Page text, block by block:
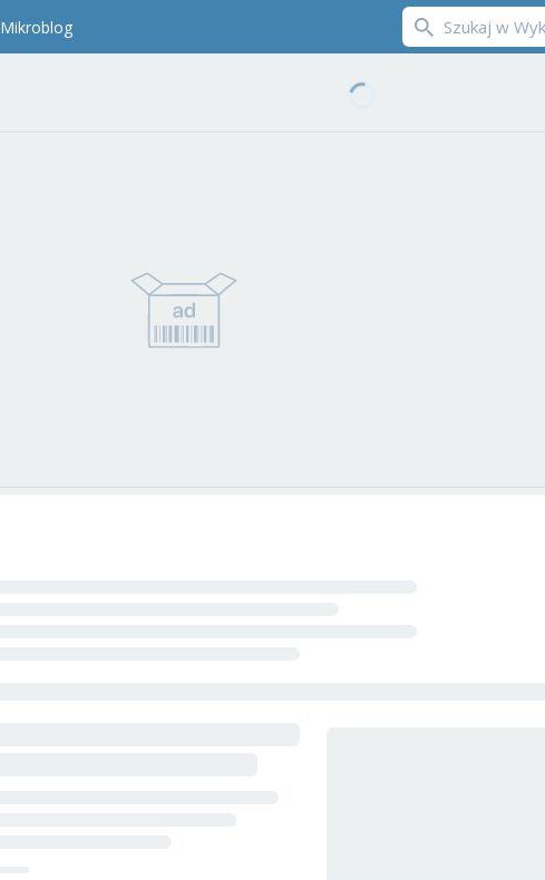
Mikroblog